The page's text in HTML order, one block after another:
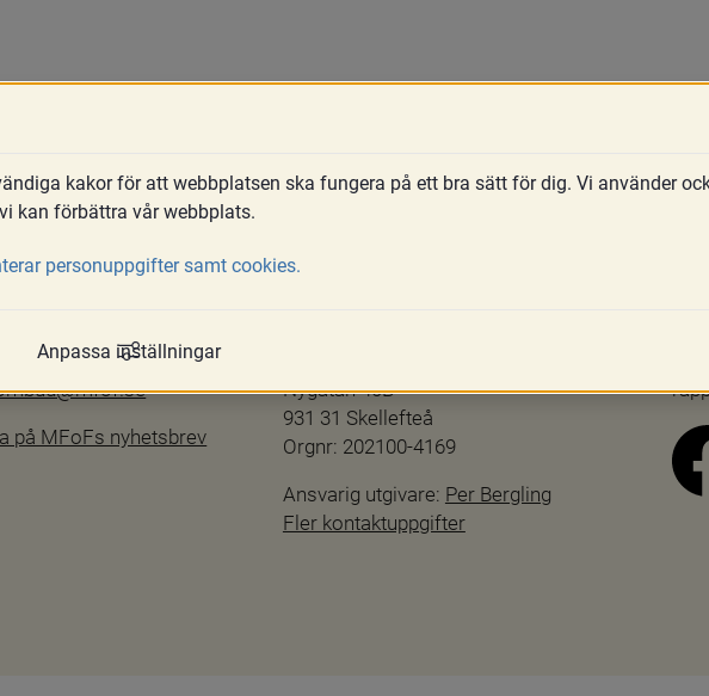
på MFoFs nyhetsbrev
Nygatan 40B
931 31 Skellefteå
Orgnr: 202100-4169
Ansvarig utgivare: Per Bergling
Fler kontaktuppgifter
kakor för att webbplatsen ska fungera på ett bra sätt för dig. Vi använder
kan förbättra vår webbplats.
personuppgifter samt cookies.
Anpassa inställningar